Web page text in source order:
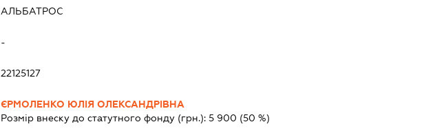
АЛЬБАТРОС
-
22125127
ЄРМОЛЕНКО ЮЛІЯ ОЛЕКСАНДРІВНА
Розмір внеску до статутного фонду (грн.):5 900 (50 %)